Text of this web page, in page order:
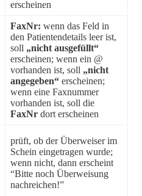
erscheinen
FaxNr: wenn das Feld in
den Patientendetails leer ist,
soll „nicht ausgefüllt“
erscheinen; wenn ein @
vorhanden ist, soll „nicht
angegeben“ erscheinen;
wenn eine Faxnummer
vorhanden ist, soll die
FaxNr dort erscheinen
prüft, ob der Überweiser im
Schein eingetragen wurde;
wenn nicht, dann erscheint
“Bitte noch Überweisung
nachreichen!”